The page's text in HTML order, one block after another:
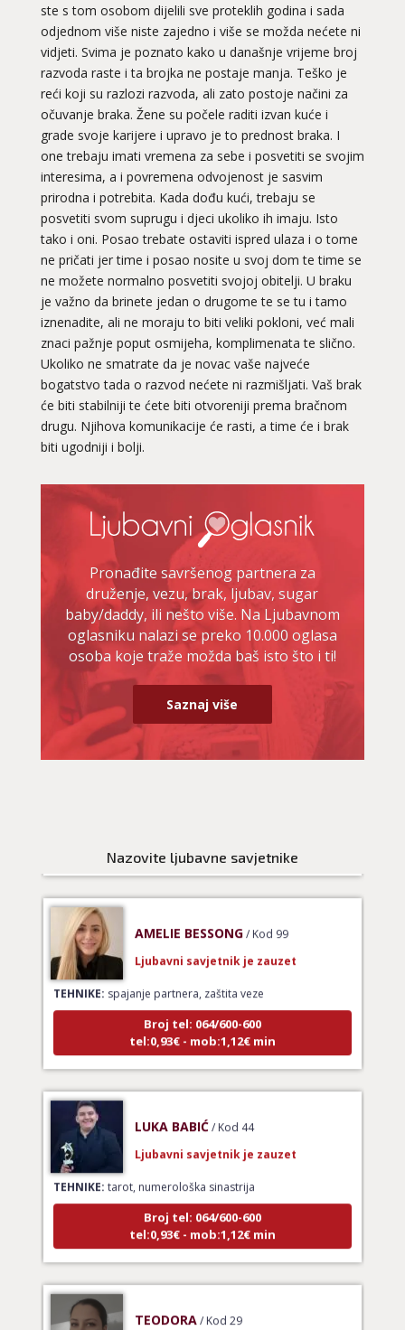
ste s tom osobom dijelili sve proteklih godina i sada
odjednom više niste zajedno i više se možda nećete ni
vidjeti. Svima je poznato kako u današnje vrijeme broj
razvoda raste i ta brojka ne postaje manja. Teško je
reći koji su razlozi razvoda, ali zato postoje načini za
očuvanje braka. Žene su počele raditi izvan kuće i
grade svoje karijere i upravo je to prednost braka. I
one trebaju imati vremena za sebe i posvetiti se svojim
interesima, a i povremena odvojenost je sasvim
prirodna i potrebita. Kada dođu kući, trebaju se
posvetiti svom suprugu i djeci ukoliko ih imaju. Isto
tako i oni. Posao trebate ostaviti ispred ulaza i o tome
ne pričati jer time i posao nosite u svoj dom te time se
ne možete normalno posvetiti svojoj obitelji. U braku
je važno da brinete jedan o drugome te se tu i tamo
iznenadite, ali ne moraju to biti veliki pokloni, već mali
znaci pažnje poput osmijeha, komplimenata te slično.
Ukoliko ne smatrate da je novac vaše najveće
bogatstvo tada o razvod nećete ni razmišljati. Vaš brak
će biti stabilniji te ćete biti otvoreniji prema bračnom
drugu. Njihova komunikacije će rasti, a time će i brak
biti ugodniji i bolji.
Pronađite savršenog partnera za
druženje, vezu, brak, ljubav, sugar
baby/daddy, ili nešto više. Na Ljubavnom
oglasniku nalazi se preko 10.000 oglasa
osoba koje traže možda baš isto što i ti!
Saznaj više
Nazovite ljubavne savjetnike
ELA
Ljubavni savjetnik je slobodan
TEHNIKE:astrologija, ljubavna kompatibilnost, sinastrija,
davison chart, ljubavni tarot, gay tarot - ljubavna
kompatibilnost, rune - ljubavna kompatibilnost,
numerološka ljubavna kompatibilnost, le normand –
ljubavna prognoza, drevni ljubavni simboli za spajanje
Broj tel: 064/600-600
tel:0,93€ - mob:1,12€ min
VESNA BURCSA
Ljubavni savjetnik je slobodan
/ Kod 99
Ljubavni savjetnik je zauzet
TEHNIKE:spajanje partnera, zaštita veze
Broj tel: 064/600-600
tel:0,93€ - mob:1,12€ min
LUKA BABIĆ
/ Kod 44
Ljubavni savjetnik je zauzet
TEHNIKE:tarot, numerološka sinastrija
Broj tel: 064/600-600
tel:0,93€ - mob:1,12€ min
/ Kod 29